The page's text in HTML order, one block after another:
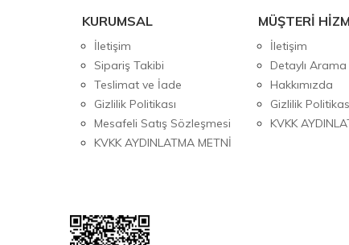
KURUMSAL
İletişim
Sipariş Takibi
Teslimat ve İade
Gizlilik Politikası
Mesafeli Satış Sözleşmesi
KVKK AYDINLATMA METNİ
MÜŞTERİ
İletişim
Detaylı Arama
Hakkımızda
Gizlilik
KVKK